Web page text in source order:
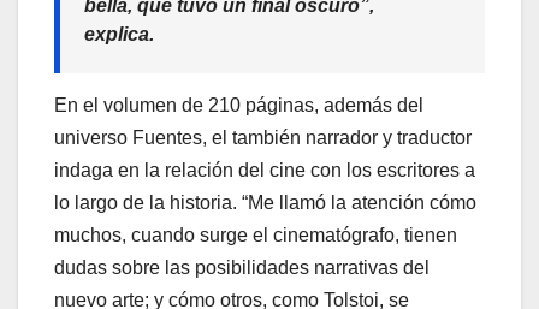
bella, que tuvo un final oscuro”,
explica.
En el volumen de 210 páginas, además del
universo Fuentes, el también narrador y traductor
indaga en la relación del cine con los escritores a
lo largo de la historia. “Me llamó la atención cómo
muchos, cuando surge el cinematógrafo, tienen
dudas sobre las posibilidades narrativas del
nuevo arte; y cómo otros, como Tolstoi, se